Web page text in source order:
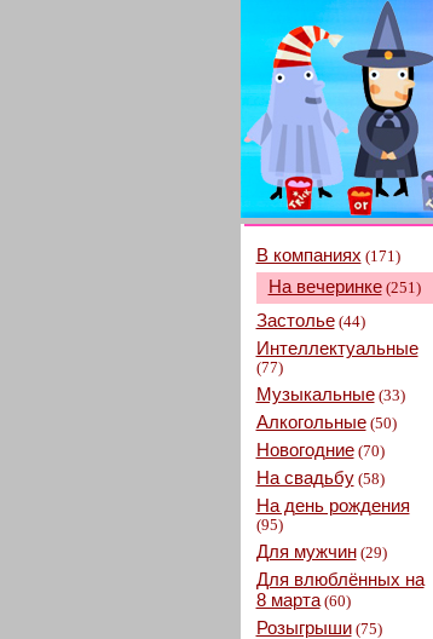
В компаниях (171)
На вечеринке(251)
Застолье(44)
Интеллектуальные
(77)
Музыкальные(33)
Алкогольные(50)
Новогодние(70)
На свадьбу(58)
На день рождения
(95)
Для мужчин(29)
Для влюблённых на
8 марта(60)
Розыгрыши(75)